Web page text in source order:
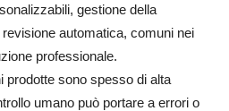
gestione della
automatica, comuni nei
professionale.
prodotte sono spesso di alta
umano può portare a errori o